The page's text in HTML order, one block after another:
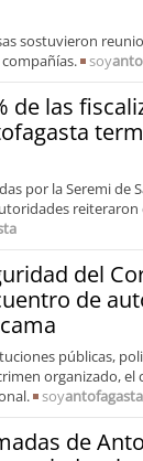
sostuvieron
soy
de las
por la Seremi
del
de
públicas,
organizado,
soyantofagasta
de